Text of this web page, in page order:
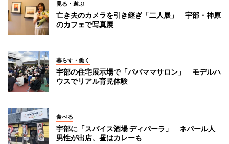
見る・遊ぶ
亡き夫のカメラを引き継ぎ「二人展」 宇部・神原
のカフェで写真展
暮らす・働く
宇部の住宅展示場で「パパママサロン」 モデルハ
ウスでリアル育児体験
食べる
宇部に「スパイス酒場 ディパーラ」 ネパール人
男性が出店、昼はカレーも